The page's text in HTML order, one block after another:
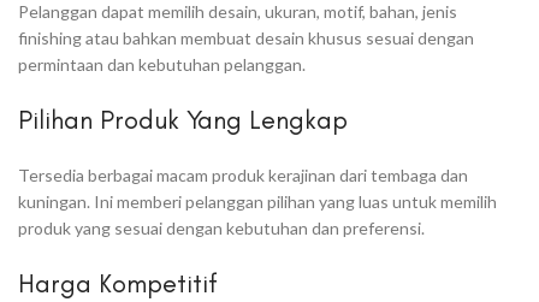
Pelanggan dapat memilih desain, ukuran, motif, bahan, jenis
finishing atau bahkan membuat desain khusus sesuai dengan
permintaan dan kebutuhan pelanggan.
Pilihan Produk Yang Lengkap
Tersedia berbagai macam produk kerajinan dari tembaga dan
kuningan. Ini memberi pelanggan pilihan yang luas untuk memilih
produk yang sesuai dengan kebutuhan dan preferensi.
Harga Kompetitif